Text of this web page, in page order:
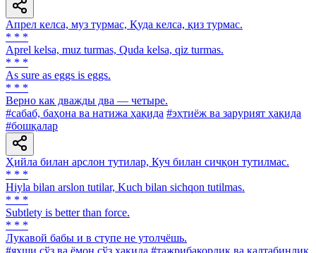
Апрел келса, муз турмас, Қуда келса, қиз турмас.
* * *
Aprel kelsa, muz turmas, Quda kelsa, qiz turmas.
* * *
As sure as eggs is eggs.
* * *
Верно как дважды два — четыре.
#сабаб, баҳона ва натижа ҳақида #эҳтиёж ва зарурият ҳақида
#бошқалар
Ҳийла билан арслон тутилар, Куч билан сичқон тутилмас.
* * *
Hiyla bilan arslon tutilar, Kuch bilan sichqon tutilmas.
* * *
Subtlety is better than force.
* * *
Лукавой бабы и в ступе не утолчёшь.